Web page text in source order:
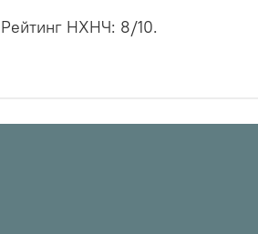
Рейтинг НХНЧ: 8/10.